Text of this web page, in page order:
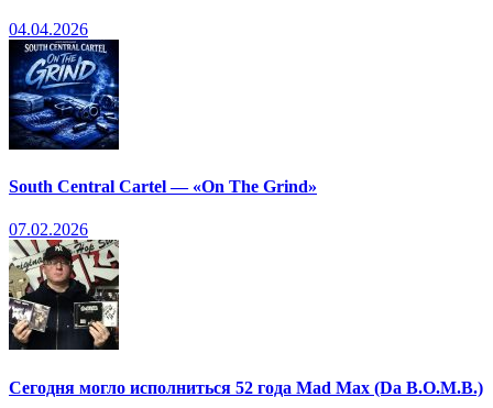
04.04.2026
South Central Cartel — «On The Grind»
07.02.2026
Сегодня могло исполниться 52 года Mad Max (Da B.O.M.B.)